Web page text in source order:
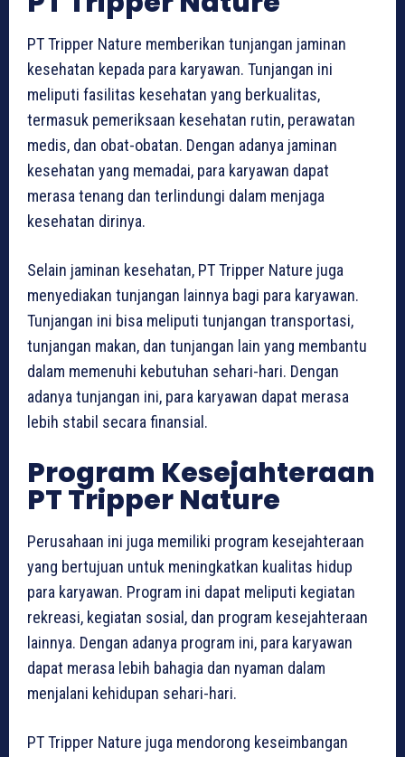
PT Tripper Nature memberikan tunjangan jaminan
kesehatan kepada para karyawan. Tunjangan ini
meliputi fasilitas kesehatan yang berkualitas,
termasuk pemeriksaan kesehatan rutin, perawatan
medis, dan obat-obatan. Dengan adanya jaminan
kesehatan yang memadai, para karyawan dapat
merasa tenang dan terlindungi dalam menjaga
kesehatan dirinya.
Selain jaminan kesehatan, PT Tripper Nature juga
menyediakan tunjangan lainnya bagi para karyawan.
Tunjangan ini bisa meliputi tunjangan transportasi,
tunjangan makan, dan tunjangan lain yang membantu
dalam memenuhi kebutuhan sehari-hari. Dengan
adanya tunjangan ini, para karyawan dapat merasa
lebih stabil secara finansial.
Program Kesejahteraan
PT Tripper Nature
Perusahaan ini juga memiliki program kesejahteraan
yang bertujuan untuk meningkatkan kualitas hidup
para karyawan. Program ini dapat meliputi kegiatan
rekreasi, kegiatan sosial, dan program kesejahteraan
lainnya. Dengan adanya program ini, para karyawan
dapat merasa lebih bahagia dan nyaman dalam
menjalani kehidupan sehari-hari.
PT Tripper Nature juga mendorong keseimbangan